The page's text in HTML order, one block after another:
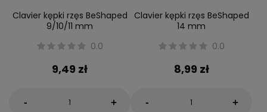
Clavier kępki rzęs BeShaped
9/10/11 mm
0.0
9,49 zł
- +
Clavier kępki rzęs BeShaped
14 mm
0.0
8,99 zł
- +